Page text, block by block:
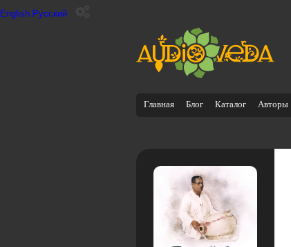
English Русский
Главная Блог Каталог Авторы